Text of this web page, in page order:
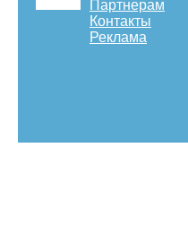
Партнерам
Контакты
Реклама